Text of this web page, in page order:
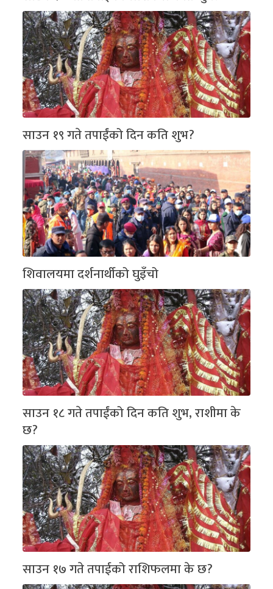
साउन १९ गते तपाईंको दिन कति शुभ?
शिवालयमा दर्शनार्थीको घुइँचो
साउन १८ गते तपाईंको दिन कति शुभ, राशीमा के
छ?
साउन १७ गते तपाईको राशिफलमा के छ?